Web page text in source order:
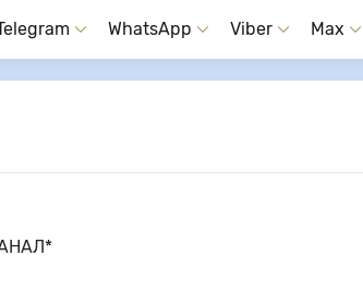
WhatsApp Viber Max